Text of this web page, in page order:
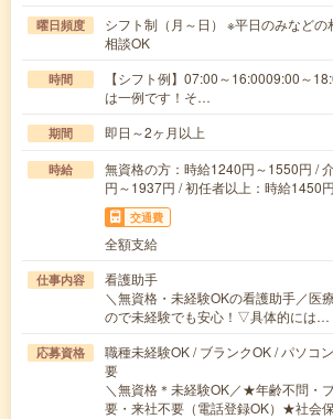
曜日頻度
シフト制（月～日） ※平日のみなどの
相談OK
時間
【シフト例】07:00～16:0009:00～
は一例です！そ…
期間 即日～2ヶ月以上
時給
無資格の方：時給1240円～1550円 /
円～1937円 / 初任者以上：時給1450
交通費
全額支給
仕事内容
看護助手
＼無資格・未経験OKの看護助手／医
ので未経験でも安心！▽具体的には
応募資格
職種未経験OK / ブランクOK / パソコ
要
＼無資格＊未経験OK／★年齢不問・
要・来社不要（電話登録OK）★社会